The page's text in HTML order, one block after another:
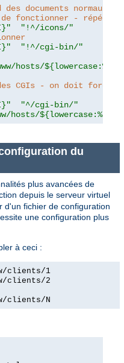
documents normaux :
fonctionner - répéter
"!^/icons/"
"!^/cgi-bin/"
hosts/
des CGIs - on doit
"^/cgi-bin/"
hosts/
du
plus avancées de
depuis le serveur virtuel
d'un fichier de configuration
une configuration plus
à ceci :
clients/1
clients/2
clients/N